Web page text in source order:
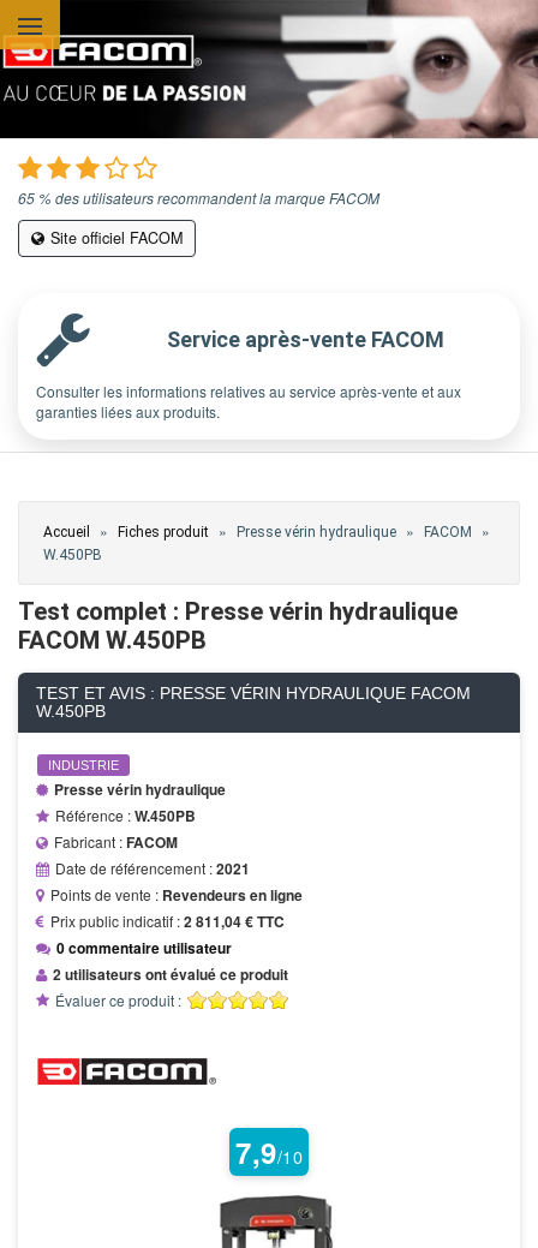
65 % des utilisateurs recommandent la marque FACOM
Site officiel FACOM
Service après-vente FACOM
Consulter les informations relatives au service après-vente et aux
garanties liées aux produits.
Vous êtes ici
Accueil » Fiches produit » Presse vérin hydraulique » FACOM »
W.450PB
Test complet : Presse vérin hydraulique
FACOM W.450PB
TEST ET AVIS : PRESSE VÉRIN HYDRAULIQUE FACOM
W.450PB
INDUSTRIE
Presse vérin hydraulique
Référence :W.450PB
Fabricant :FACOM
Date de référencement :2021
Points de vente : Revendeurs en ligne
Prix public indicatif :2 811,04 € TTC
0 commentaire utilisateur
2 utilisateurs ont évalué ce produit
Évaluer ce produit :
7,9/10